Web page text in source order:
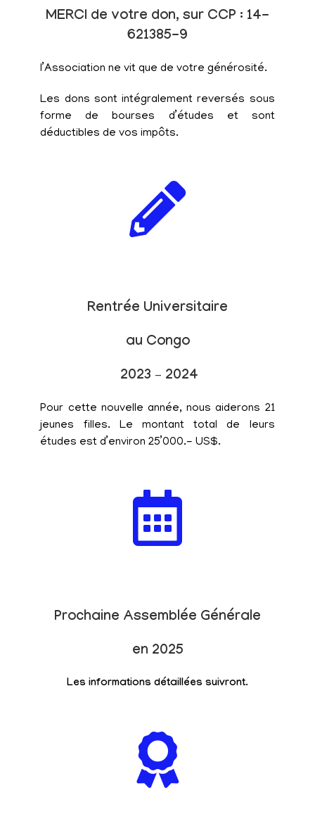
MERCI de votre don, sur CCP : 14-
621385-9
l’Association ne vit que de votre générosité.
Les dons sont intégralement reversés sous
forme de bourses d’études et sont
déductibles de vos impôts.
Rentrée Universitaire
au Congo
2023 – 2024
Pour cette nouvelle année, nous aiderons 21
jeunes filles. Le montant total de leurs
études est d’environ 25’000.- US$.
Prochaine Assemblée Générale
en 2025
Les informations détaillées suivront.